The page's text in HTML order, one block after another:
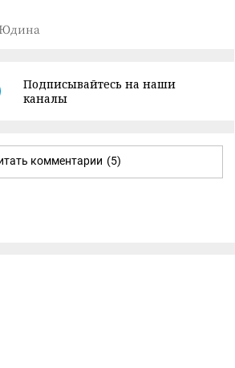
Юдина
Подписывайтесь на наши
каналы
комментарии (5)